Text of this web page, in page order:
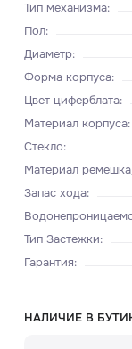
Тип механизма:
Пол:
Диаметр:
Форма корпуса:
Цвет циферблата:
Материал корпуса:
Стекло:
Материал
Запас хода:
Тип Застежки:
Гарантия:
НАЛИЧИЕ В